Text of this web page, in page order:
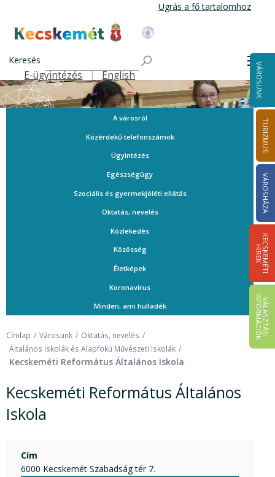
tartalomra
Ugrás a fő tartalomhoz
Kecskemét Város Honlapja
Keresés
Felső navigáció
E-ügyintézés English VÁROSUNK
TURIZMUS
VÁROSHÁZA
K
E
C
S
K
E
M
É
T
I
HÍ
R
E
K
V
Á
L
A
S
Z
T
Á
S
I
IN
F
O
R
M
Á
C
I
Ó
K
A városról
Közérdekű telefonszámok
Ügyintézés
Egészségügy
Szociális és gyermekjóléti ellátás
Oktatás, nevelés
Közlekedés
Közösség
Életképek
Koronavírus
Minden, ami hulladék
Címlap Városunk
Oktatás, nevelés
Általános iskolák és Alapfokú Művészeti Iskolák
Kecskeméti Református Általános Iskola
Kecskeméti Református Általános
Iskola
Cím
6000 Kecskemét Szabadság tér 7.